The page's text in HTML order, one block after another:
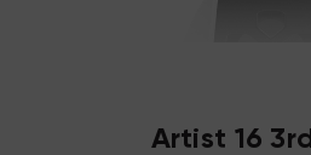
Artist 16 3rd